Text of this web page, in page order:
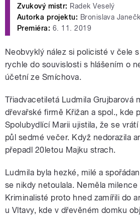
Zvukový mistr: Radek Veselý
Autorka projektu: Bronislava
Premiéra: 6. 11. 2019
Neobvyklý nález si policisté v čele
rychle do souvislosti s hlášením o
účetní ze Smíchova.
Třiadvacetiletá Ludmila Grujbarová
dřevařské firmě Křižan a spol., kde
Spolubydlící Marii ujistila, že se
půl sedmé večer. Když nedorazila
přepadl 20letou Majku strach.
Ludmila byla hezké, milé a
se nikdy netoulala. Neměla
Kriminalisté proto hned zamířili do
u Vltavy, kde v dřevěném domku